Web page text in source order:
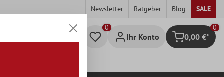
Newsletter Ratgeber Blog SALE
Ihr Konto Warenkorb
0
0,00 €*